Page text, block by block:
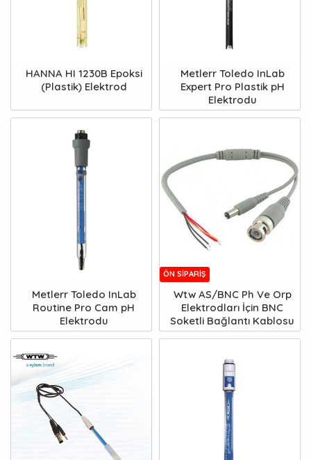
HANNA HI 1230B Epoksi
(Plastik) Elektrod
Metlerr Toledo InLab
Expert Pro Plastik pH
Elektrodu
Metlerr Toledo InLab
Routine Pro Cam pH
Elektrodu
ÖN SIPARIŞ
Wtw AS/BNC Ph Ve Orp
Elektrodları İçin BNC
Soketli Bağlantı Kablosu